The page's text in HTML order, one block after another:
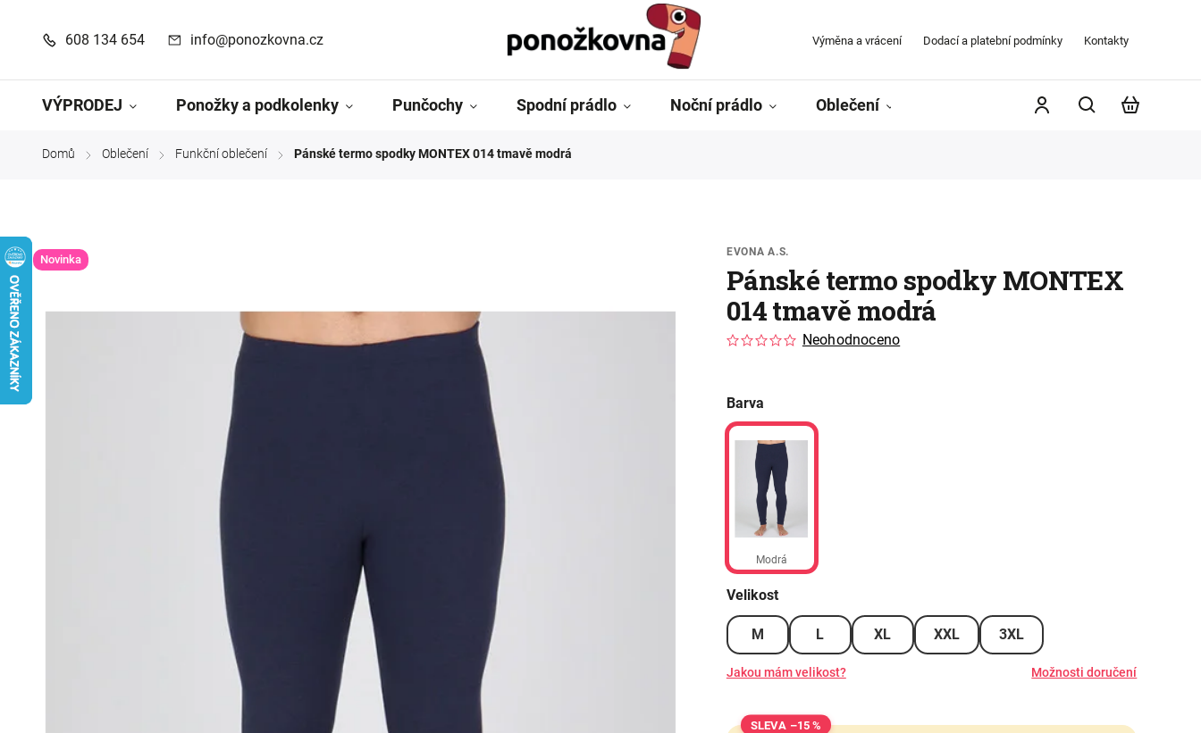
608 134 654 info@ponozkovna.cz Výměna a vrácení Dodací a platební podmínky Kontakty
VÝPRODEJ Ponožky a podkolenky Punčochy Spodní prádlo Noční prádlo Oblečení Kontakty
Domů / Oblečení / Funkční oblečení / Pánské termo spodky MONTEX 014 tmavě modrá
Novinka
EVONA A.S.
Pánské termo spodky MONTEX
014 tmavě modrá
Neohodnoceno
Barva
Modrá
Velikost
M L XL XXL 3XL
Jakou mám velikost? Možnosti doručení
–15 %